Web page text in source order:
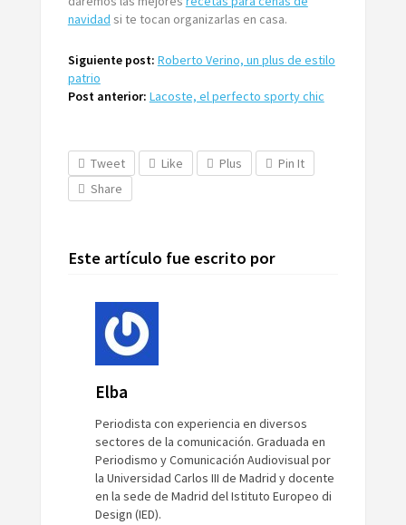
navidad si te tocan organizarlas en casa.
Siguiente post: Roberto Verino, un plus de estilo
patrio
Post anterior: Lacoste, el perfecto sporty chic
Tweet Like Plus
Pin It
Share
Este artículo fue escrito por
Elba
Periodista con experiencia en diversos
sectores de la comunicación. Graduada en
Periodismo y Comunicación Audiovisual por
la Universidad Carlos III de Madrid y docente
en la sede de Madrid del Istituto Europeo di
Design (IED).